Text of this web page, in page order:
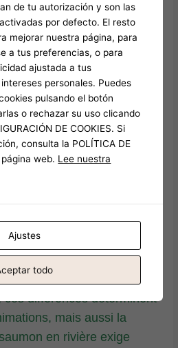
des bancs,
modélisant ainsi une forme
collective.
des menaces
fuites ou
enrichissant la
narrative et tactique du
Selon l’Espèce et Leur
possède un
façonné par son habitat et
poisson de fond, privilégie
tandis que le thon,
des stratégies furtives et
ces différences déterminent
mais aussi la
en rivière exige
de tu autorización y son las
por defecto. El resto
mejorar nuestra página, para
a tus preferencias, o para
ajustada a tus
personales. Puedes
pulsando el botón
o rechazar su uso clicando
DE COOKIES. Si
consulta la POLÍTICA DE
web. Lee nuestra
Ajustes
todo